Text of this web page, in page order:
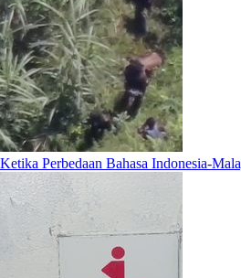
Ketika Perbedaan Bahasa Indonesia-